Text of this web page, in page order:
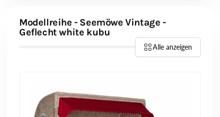
Modellreihe - Seemöwe Vintage -
Geflecht white kubu
Alle anzeigen